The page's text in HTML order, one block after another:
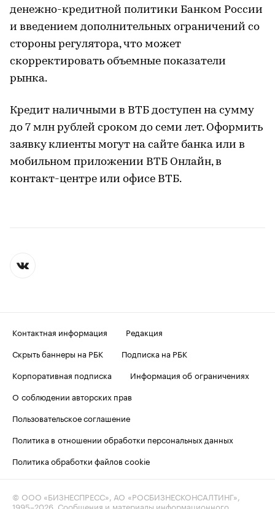
денежно-кредитной политики Банком России
и введением дополнительных ограничений со
стороны регулятора, что может
скорректировать объемные показатели
рынка.
Кредит наличными в ВТБ доступен на сумму
до 7 млн рублей сроком до семи лет. Оформить
заявку клиенты могут на сайте банка или в
мобильном приложении ВТБ Онлайн, в
контакт-центре или офисе ВТБ.
Контактная информация
Редакция
Скрыть баннеры на РБК
Подписка на РБК
Корпоративная подписка
Информация об ограничениях
О соблюдении авторских прав
Пользовательское соглашение
Политика в отношении обработки персональных данных
Политика обработки файлов cookie
© ООО «БИЗНЕСПРЕСС», АО «РОСБИЗНЕСКОНСАЛТИНГ»,
1995–2026 . Сообщения и материалы информационного